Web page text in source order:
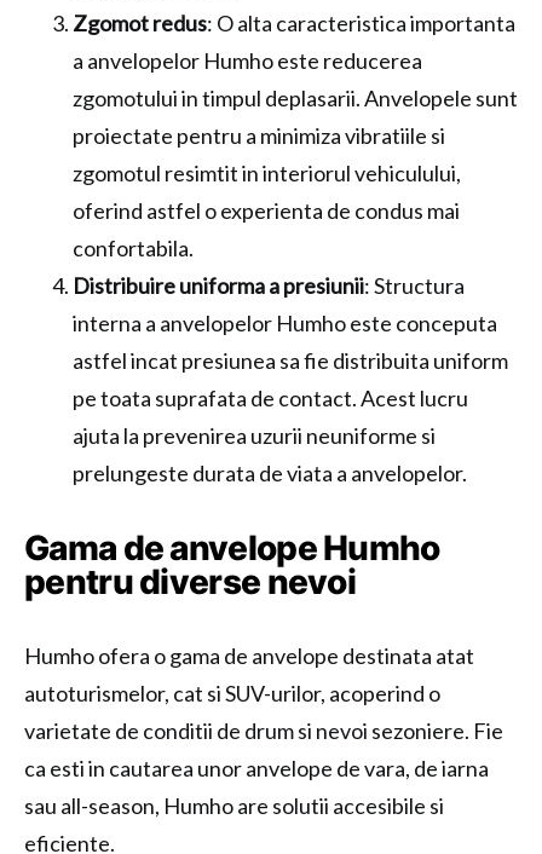
Zgomot redus: O alta caracteristica importanta
a anvelopelor Humho este reducerea
zgomotului in timpul deplasarii. Anvelopele sunt
proiectate pentru a minimiza vibratiile si
zgomotul resimtit in interiorul vehiculului,
oferind astfel o experienta de condus mai
confortabila.
Distribuire uniforma a presiunii: Structura
interna a anvelopelor Humho este conceputa
astfel incat presiunea sa fie distribuita uniform
pe toata suprafata de contact. Acest lucru
ajuta la prevenirea uzurii neuniforme si
prelungeste durata de viata a anvelopelor.
Gama de anvelope Humho
pentru diverse nevoi
Humho ofera o gama de anvelope destinata atat
autoturismelor, cat si SUV-urilor, acoperind o
varietate de conditii de drum si nevoi sezoniere. Fie
ca esti in cautarea unor anvelope de vara, de iarna
sau all-season, Humho are solutii accesibile si
eficiente.